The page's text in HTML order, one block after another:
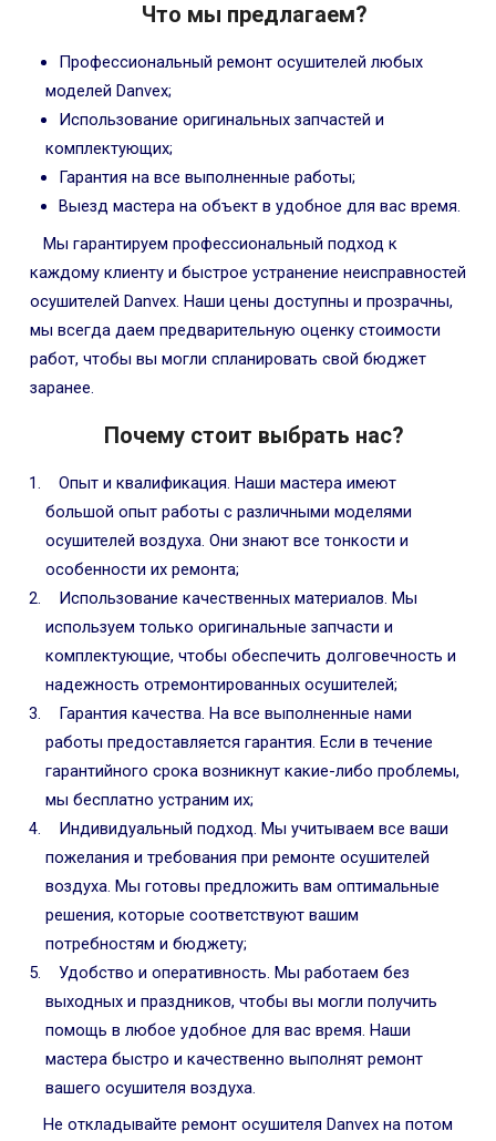
Что мы предлагаем?
Профессиональный ремонт осушителей любых
моделей Danvex;
Использование оригинальных запчастей и
комплектующих;
Гарантия на все выполненные работы;
Выезд мастера на объект в удобное для вас время.
Мы гарантируем профессиональный подход к
каждому клиенту и быстрое устранение неисправностей
осушителей Danvex. Наши цены доступны и прозрачны,
мы всегда даем предварительную оценку стоимости
работ, чтобы вы могли спланировать свой бюджет
заранее.
Почему стоит выбрать нас?
Опыт и квалификация. Наши мастера имеют
большой опыт работы с различными моделями
осушителей воздуха. Они знают все тонкости и
особенности их ремонта;
Использование качественных материалов. Мы
используем только оригинальные запчасти и
комплектующие, чтобы обеспечить долговечность и
надежность отремонтированных осушителей;
Гарантия качества. На все выполненные нами
работы предоставляется гарантия. Если в течение
гарантийного срока возникнут какие-либо проблемы,
мы бесплатно устраним их;
Индивидуальный подход. Мы учитываем все ваши
пожелания и требования при ремонте осушителей
воздуха. Мы готовы предложить вам оптимальные
решения, которые соответствуют вашим
потребностям и бюджету;
Удобство и оперативность. Мы работаем без
выходных и праздников, чтобы вы могли получить
помощь в любое удобное для вас время. Наши
мастера быстро и качественно выполнят ремонт
вашего осушителя воздуха.
Не откладывайте ремонт осушителя Danvex на потом